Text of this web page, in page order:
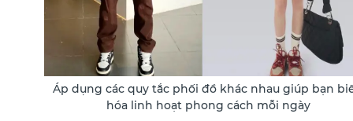
Áp dụng các quy tắc phối đồ khác nhau giúp bạn
hóa linh hoạt phong cách mỗi ngày